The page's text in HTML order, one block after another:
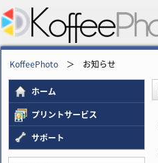
KoffeePhoto＞ お知らせ
ホーム
プリントサービス
サポート